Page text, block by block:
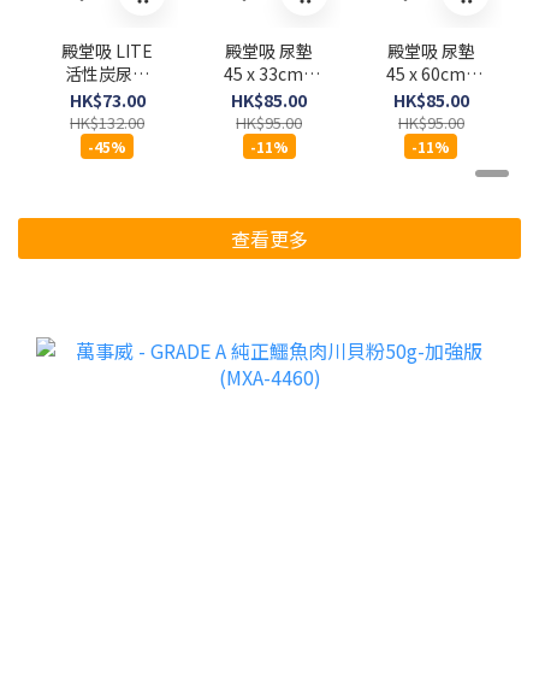
殿堂吸 LITE
活性炭尿墊
45 x 33cm –
100片
HK$73.00
HK$132.00
-45%
殿堂吸 尿墊
45 x 33cm -
100片
HK$85.00
HK$95.00
-11%
殿堂吸 尿墊
45 x 60cm -
50片
HK$85.00
HK$95.00
-11%
查看更多